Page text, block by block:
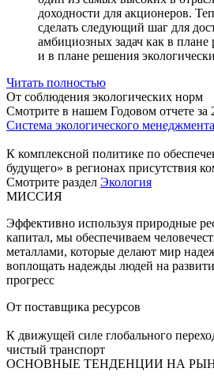
доходности для акционеров.
сделать следующий шаг для
амбициозных задач как в плане
и в плане решения
Читать полностью
От соблюдения экологических норм
Смотрите в нашем Годовом отчете за
Система экологического менеджмента
К комплексной политике по
будущего» в регионах присутствия
Смотрите раздел Экология
МИССИЯ
Эффективно используя природные
капитал, мы обеспечиваем
металлами, которые делают мир
воплощать надежды людей на
прогресс
От поставщика ресурсов
К движущей силе глобального
чистый транспорт
ОСНОВНЫЕ ТЕНДЕНЦИИ НА